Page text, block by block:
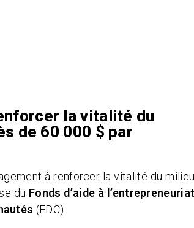
la vitalité du
de 60 000 $ par
à renforcer la vitalité du milieu
du Fonds d’aide à l’entrepreneuriat
(FDC).